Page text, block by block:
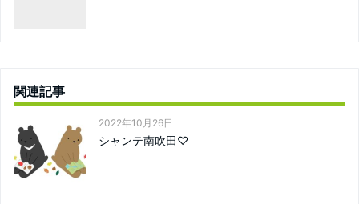
関連記事
2022年10月26日
シャンテ南吹田♡